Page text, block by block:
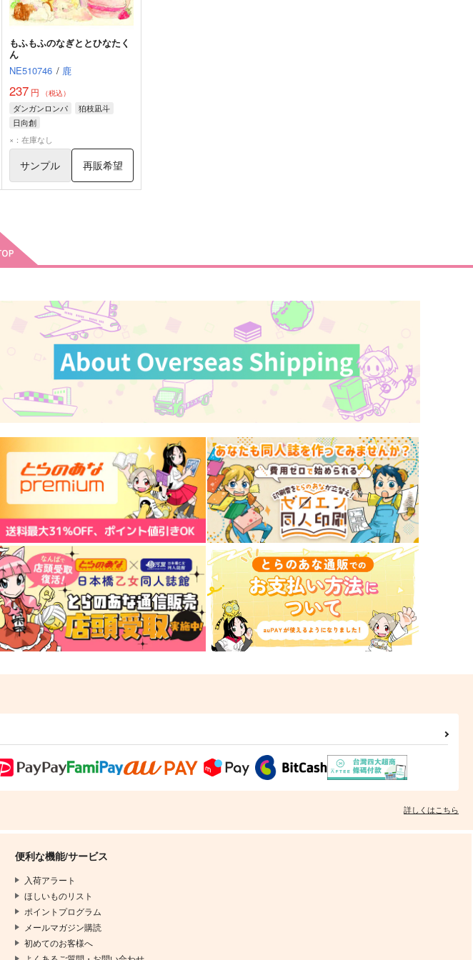
もふもふのなぎととひなたく
ん
NE510746 / 鹿
237円 （税込）
ダンガンロンパ
狛枝凪斗
日向創
×：在庫なし
サンプル 再販希望
詳しくはこちら
便利な機能/サービス
入荷アラート
ほしいものリスト
ポイントプログラム
メールマガジン購読
初めてのお客様へ